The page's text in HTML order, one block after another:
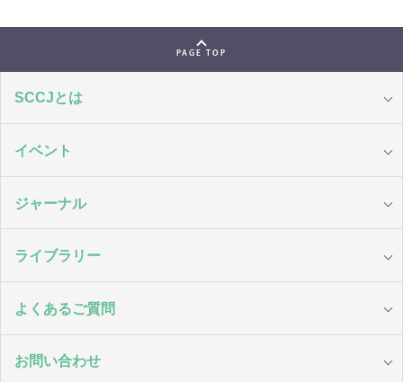
PAGE TOP
SCCJとは
イベント
ジャーナル
ライブラリー
よくあるご質問
お問い合わせ